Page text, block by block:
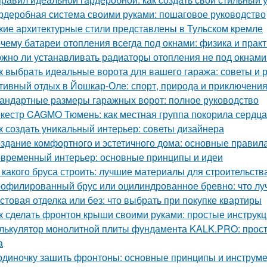
система своими руками: пошаговое руководство
архитектурные стили представлены в Тульском кремле
батареи отопления всегда под окнами: физика и
ли устанавливать радиаторы отопления не под
выбрать идеальные ворота для вашего гаража: советы и
отдых в Йошкар-Оле: спорт, природа и приключения
размеры гаражных ворот: полное руководство
CAGMO Тюмень: как местная группа покорила
создать уникальный интерьер: советы дизайнера
комфортного и эстетичного дома: основные
интерьер: основные принципы и идеи
бруса строить: лучшие материалы для
брус или оцилиндрованное бревно: что
отделка или без: что выбрать при покупке квартиры
сделать фронтон крыши своими руками: простые
монолитной плиты фундамента KALK.PRO:
зашить фронтоны: основные принципы и